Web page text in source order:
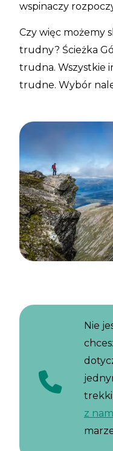
wspinaczy
Czy więc możemy
trudny? Ścieżka
trudna. Wszystkie
trudne. Wybór
Nie
z